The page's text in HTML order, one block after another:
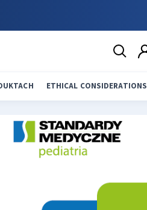
ETHICAL CONSIDERATIONS